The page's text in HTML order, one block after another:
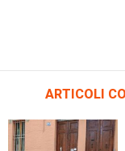
ARTICOLI